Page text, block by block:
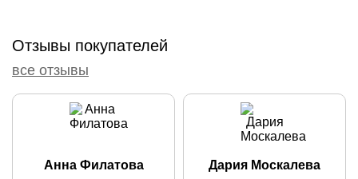
Отзывы покупателей
все отзывы
Анна Филатова Дария Москалева